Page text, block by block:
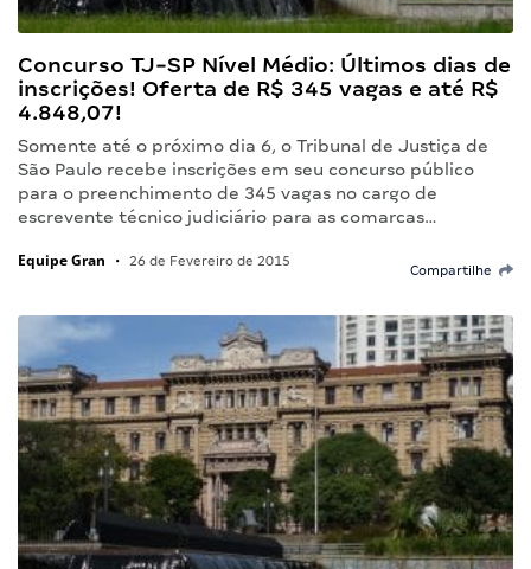
Concurso TJ-SP Nível Médio: Últimos dias de
inscrições! Oferta de R$ 345 vagas e até R$
4.848,07!
Somente até o próximo dia 6, o Tribunal de Justiça de
São Paulo recebe inscrições em seu concurso público
para o preenchimento de 345 vagas no cargo de
escrevente técnico judiciário para as comarcas…
Equipe Gran • 26 de Fevereiro de 2015
Compartilhe